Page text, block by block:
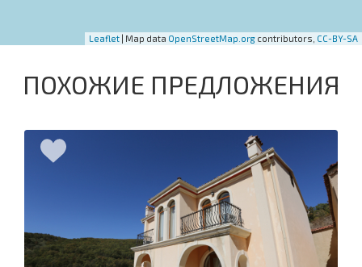
Leaflet | Map data OpenStreetMap.org contributors, CC-BY-SA
ПОХОЖИЕ ПРЕДЛОЖЕНИЯ